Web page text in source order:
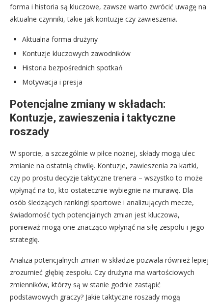
forma i historia są kluczowe, zawsze warto zwrócić uwagę na
aktualne czynniki, takie jak kontuzje czy zawieszenia.
Aktualna forma drużyny
Kontuzje kluczowych zawodników
Historia bezpośrednich spotkań
Motywacja i presja
Potencjalne zmiany w składach:
Kontuzje, zawieszenia i taktyczne
roszady
W sporcie, a szczególnie w piłce nożnej, składy mogą ulec
zmianie na ostatnią chwilę. Kontuzje, zawieszenia za kartki,
czy po prostu decyzje taktyczne trenera – wszystko to może
wpłynąć na to, kto ostatecznie wybiegnie na murawę. Dla
osób śledzących rankingi sportowe i analizujących mecze,
świadomość tych potencjalnych zmian jest kluczowa,
ponieważ mogą one znacząco wpłynąć na siłę zespołu i jego
strategię.
Analiza potencjalnych zmian w składzie pozwala również lepiej
zrozumieć głębię zespołu. Czy drużyna ma wartościowych
zmienników, którzy są w stanie godnie zastąpić
podstawowych graczy? Jakie taktyczne roszady mogą